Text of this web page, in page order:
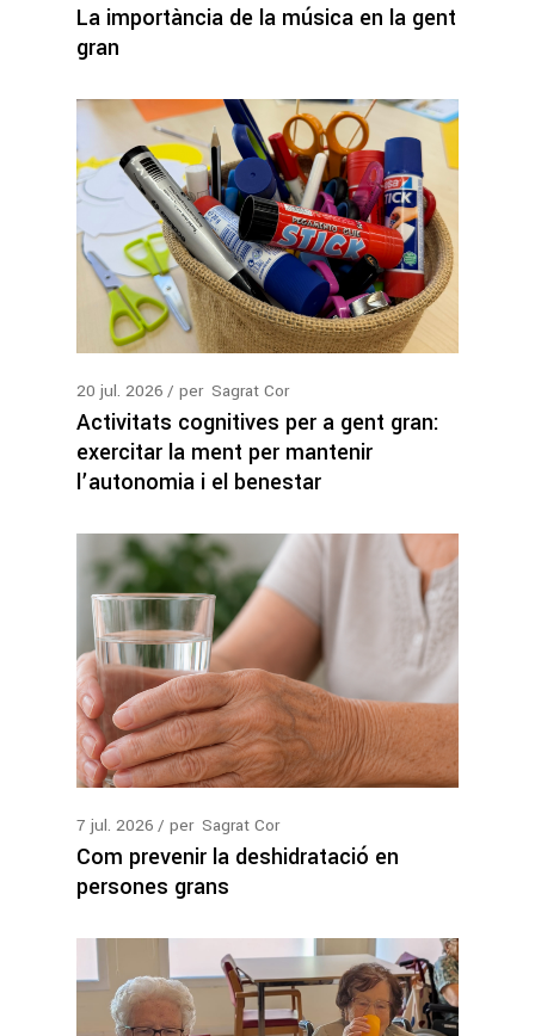
La importància de la música en la gent
gran
20 jul. 2026 per Sagrat Cor
Activitats cognitives per a gent gran:
exercitar la ment per mantenir
l’autonomia i el benestar
7 jul. 2026 per Sagrat Cor
Com prevenir la deshidratació en
persones grans